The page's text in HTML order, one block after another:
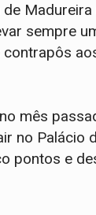
Madureira
sempre
mês
no Palácio
pontos e